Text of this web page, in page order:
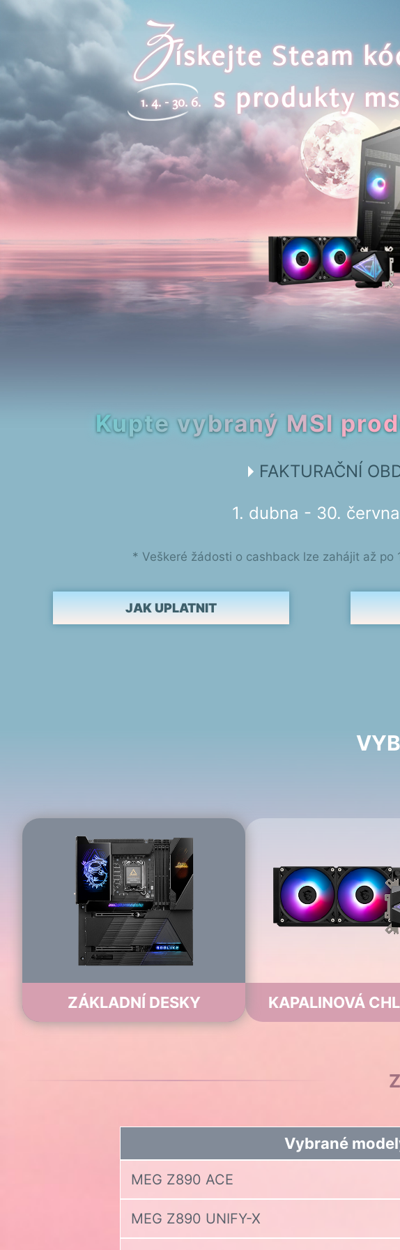
Získejte Steam
1. 4. - 30. 6. s produkty ms
Kupte vybraný MSI
FAKTURAČNÍ
1. dubna - 30.
* Veškeré žádosti o cashback lze zahájit až
JAK UPLATNIT
ZÁKLADNÍ DESKY KAPALINOVÁ
Vybrané
MEG Z890 ACE
MEG Z890 UNIFY-X